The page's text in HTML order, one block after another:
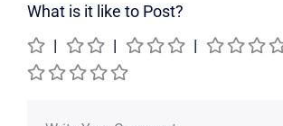
What is it like to Post?